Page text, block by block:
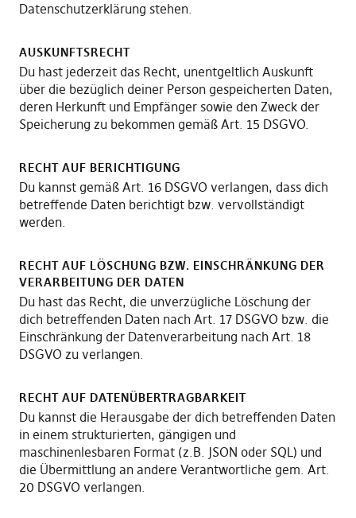
Datenschutzerklärung stehen.
AUSKUNFTSRECHT
Du hast jederzeit das Recht, unentgeltlich Auskunft
über die bezüglich deiner Person gespeicherten Daten,
deren Herkunft und Empfänger sowie den Zweck der
Speicherung zu bekommen gemäß Art. 15 DSGVO.
RECHT AUF BERICHTIGUNG
Du kannst gemäß Art. 16 DSGVO verlangen, dass dich
betreffende Daten berichtigt bzw. vervollständigt
werden.
RECHT AUF LÖSCHUNG BZW. EINSCHRÄNKUNG DER
VERARBEITUNG DER DATEN
Du hast das Recht, die unverzügliche Löschung der
dich betreffenden Daten nach Art. 17 DSGVO bzw. die
Einschränkung der Datenverarbeitung nach Art. 18
DSGVO zu verlangen.
RECHT AUF DATENÜBERTRAGBARKEIT
Du kannst die Herausgabe der dich betreffenden Daten
in einem strukturierten, gängigen und
maschinenlesbaren Format (z.B. JSON oder SQL) und
die Übermittlung an andere Verantwortliche gem. Art.
20 DSGVO verlangen.